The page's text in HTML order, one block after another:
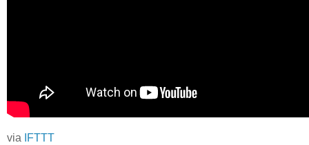
via IFTTT